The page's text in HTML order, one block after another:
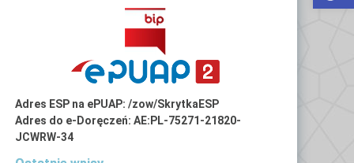
Adres ESP na ePUAP: /zow/SkrytkaESP
Adres do e-Doręczeń: AE:PL-75271-21820-
JCWRW-34